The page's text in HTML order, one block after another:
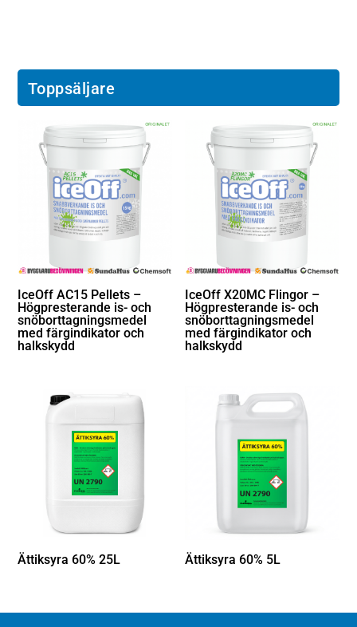
Toppsäljare
IceOff AC15 Pellets –
Högpresterande is- och
snöborttagningsmedel
med färgindikator och
halkskydd
IceOff X20MC Flingor –
Högpresterande is- och
snöborttagningsmedel
med färgindikator och
halkskydd
Ättiksyra 60% 25L Ättiksyra 60% 5L